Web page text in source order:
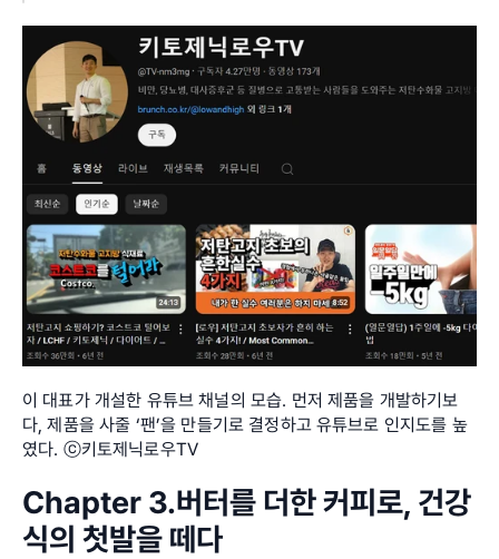
이 대표가 개설한 유튜브 채널의 모습. 먼저 제품을 개발하기보
다, 제품을 사줄 ‘팬’을 만들기로 결정하고 유튜브로 인지도를 높
였다. ⓒ키토제닉로우TV
Chapter 3.버터를 더한 커피로, 건강
식의 첫발을 떼다